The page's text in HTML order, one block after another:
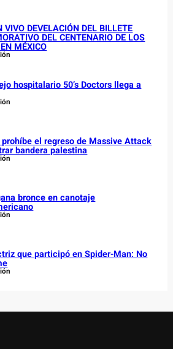
VIVO DEVELACIÓN DEL BILLETE
DEL CENTENARIO DE LOS
MÉXICO
hospitalario 50’s Doctors llega a
el regreso de Massive Attack
bandera palestina
bronce en canotaje
que participó en Spider-Man: No